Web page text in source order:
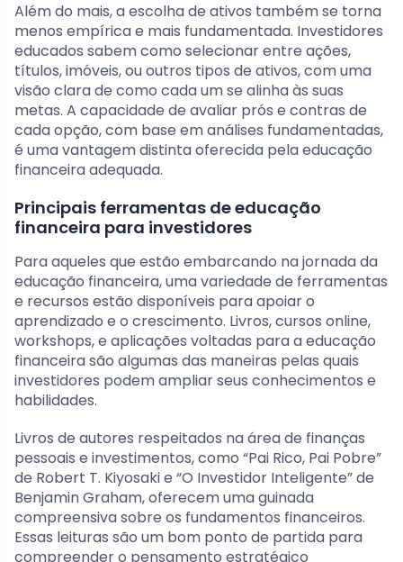
Além do mais, a escolha de ativos também se torna
menos empírica e mais fundamentada. Investidores
educados sabem como selecionar entre ações,
títulos, imóveis, ou outros tipos de ativos, com uma
visão clara de como cada um se alinha às suas
metas. A capacidade de avaliar prós e contras de
cada opção, com base em análises fundamentadas,
é uma vantagem distinta oferecida pela educação
financeira adequada.
Principais ferramentas de educação
financeira para investidores
Para aqueles que estão embarcando na jornada da
educação financeira, uma variedade de ferramentas
e recursos estão disponíveis para apoiar o
aprendizado e o crescimento. Livros, cursos online,
workshops, e aplicações voltadas para a educação
financeira são algumas das maneiras pelas quais
investidores podem ampliar seus conhecimentos e
habilidades.
Livros de autores respeitados na área de finanças
pessoais e investimentos, como “Pai Rico, Pai Pobre”
de Robert T. Kiyosaki e “O Investidor Inteligente” de
Benjamin Graham, oferecem uma guinada
compreensiva sobre os fundamentos financeiros.
Essas leituras são um bom ponto de partida para
compreender o pensamento estratégico